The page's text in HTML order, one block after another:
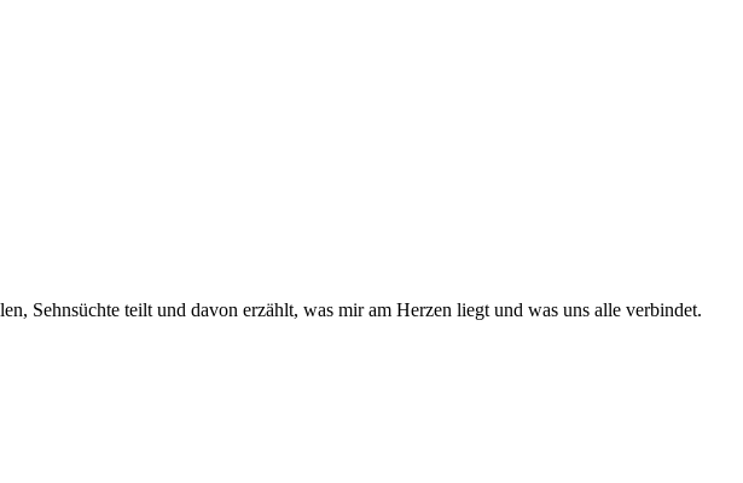
Sehnsüchte teilt und davon erzählt, was mir am Herzen liegt und was uns alle verbindet.